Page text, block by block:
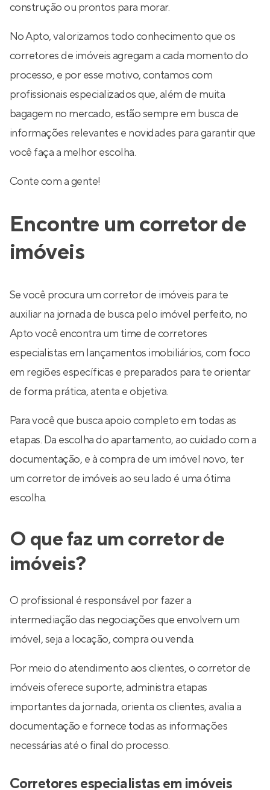
construção ou prontos para morar.
No Apto, valorizamos todo conhecimento que os
corretores de imóveis agregam a cada momento do
processo, e por esse motivo, contamos com
profissionais especializados que, além de muita
bagagem no mercado, estão sempre em busca de
informações relevantes e novidades para garantir que
você faça a melhor escolha.
Conte com a gente!
Encontre um corretor de
imóveis
Se você procura um corretor de imóveis para te
auxiliar na jornada de busca pelo imóvel perfeito, no
Apto você encontra um time de corretores
especialistas em lançamentos imobiliários, com foco
em regiões específicas e preparados para te orientar
de forma prática, atenta e objetiva.
Para você que busca apoio completo em todas as
etapas. Da escolha do apartamento, ao cuidado com a
documentação, e à compra de um imóvel novo, ter
um corretor de imóveis ao seu lado é uma ótima
escolha.
O que faz um corretor de
imóveis?
O profissional é responsável por fazer a
intermediação das negociações que envolvem um
imóvel, seja a locação, compra ou venda.
Por meio do atendimento aos clientes, o corretor de
imóveis oferece suporte, administra etapas
importantes da jornada, orienta os clientes, avalia a
documentação e fornece todas as informações
necessárias até o final do processo.
Corretores especialistas em imóveis